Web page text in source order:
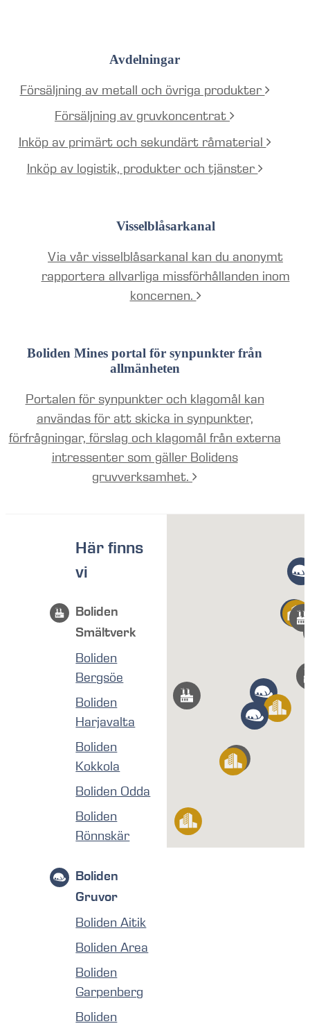
Avdelningar
Försäljning av metall och övriga produkter
Försäljning av gruvkoncentrat
Inköp av primärt och sekundärt råmaterial
Inköp av logistik, produkter och tjänster
Visselblåsarkanal
Via vår visselblåsarkanal kan du anonymt
rapportera allvarliga missförhållanden inom
koncernen.
Boliden Mines portal för synpunkter från
allmänheten
Portalen för synpunkter och klagomål kan
användas för att skicka in synpunkter,
förfrågningar, förslag och klagomål från externa
intressenter som gäller Bolidens
gruvverksamhet.
Här finns
vi
Boliden
Smältverk
Boliden
Bergsöe
Boliden
Harjavalta
Boliden
Kokkola
Boliden Odda
Boliden
Rönnskär
Boliden
Gruvor
Boliden Aitik
Boliden Area
Boliden
Garpenberg
Boliden